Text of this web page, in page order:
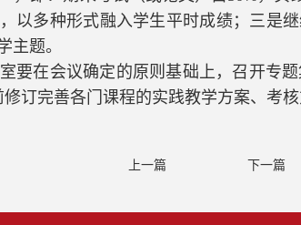
以多种形式融入学生平时成绩；三是
主题。
要在会议确定的原则基础上，召开专
订完善各门课程的实践教学方案、考核
上一篇 下一篇